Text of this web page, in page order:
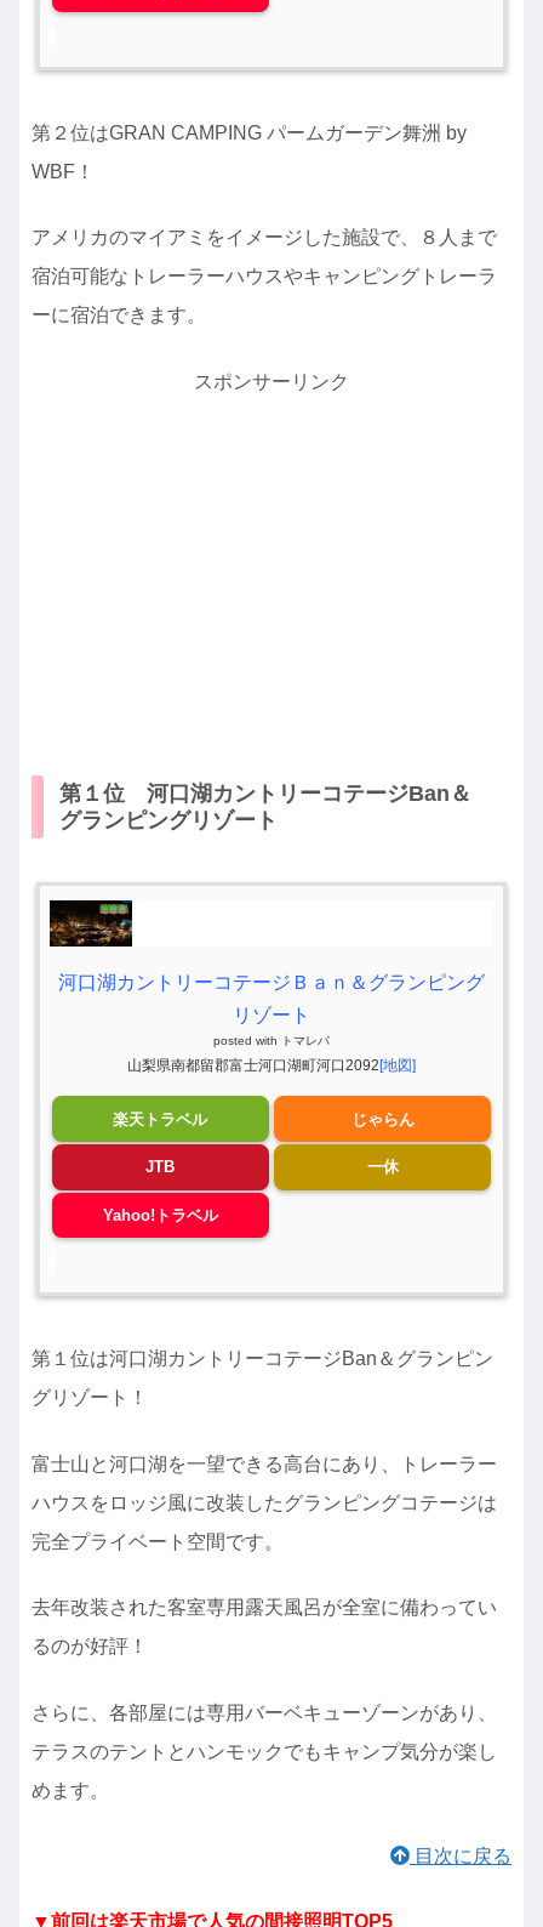
第２位はGRAN CAMPING パームガーデン舞洲 by
WBF！
アメリカのマイアミをイメージした施設で、８人まで
宿泊可能なトレーラーハウスやキャンピングトレーラ
ーに宿泊できます。
スポンサーリンク
第１位 河口湖カントリーコテージBan＆
グランピングリゾート
河口湖カントリーコテージＢａｎ＆グランピング
リゾート
posted with トマレバ
山梨県南都留郡富士河口湖町河口2092 [地図]
楽天トラベル じゃらん
JTB 一休
Yahoo!トラベル
第１位は河口湖カントリーコテージBan＆グランピン
グリゾート！
富士山と河口湖を一望できる高台にあり、トレーラー
ハウスをロッジ風に改装したグランピングコテージは
完全プライベート空間です。
去年改装された客室専用露天風呂が全室に備わってい
るのが好評！
さらに、各部屋には専用バーベキューゾーンがあり、
テラスのテントとハンモックでもキャンプ気分が楽し
めます。
目次に戻る
▼前回は楽天市場で人気の間接照明TOP5